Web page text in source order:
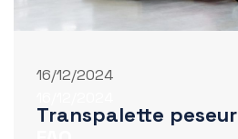
16/12/2024
Transpalette peseur